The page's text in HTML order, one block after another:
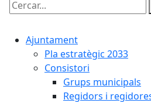
Cercar:
Ajuntament
Pla estratègic 2033
Consistori
Grups municipals
Regidors i